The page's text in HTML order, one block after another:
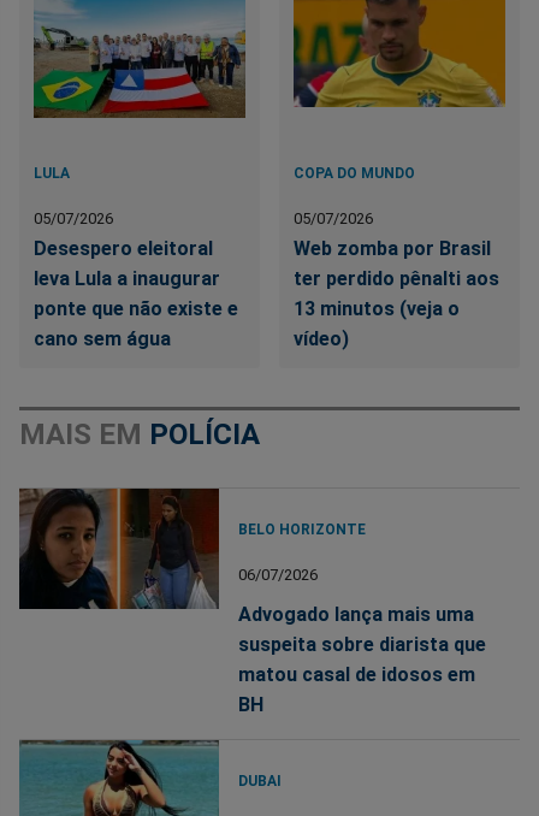
LULA
05/07/2026
Desespero eleitoral
leva Lula a inaugurar
ponte que não existe e
cano sem água
COPA DO MUNDO
05/07/2026
Web zomba por Brasil
ter perdido pênalti aos
13 minutos (veja o
vídeo)
MAIS EM POLÍCIA
BELO HORIZONTE
06/07/2026
Advogado lança mais uma
suspeita sobre diarista que
matou casal de idosos em
BH
DUBAI